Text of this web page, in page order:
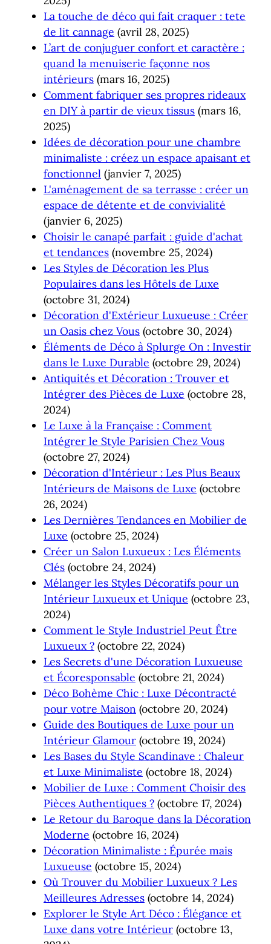
La touche de déco qui fait craquer : tete
de lit cannage (avril 28, 2025)
L’art de conjuguer confort et caractère :
quand la menuiserie façonne nos
intérieurs (mars 16, 2025)
Comment fabriquer ses propres rideaux
en DIY à partir de vieux tissus (mars 16,
2025)
Idées de décoration pour une chambre
minimaliste : créez un espace apaisant et
fonctionnel (janvier 7, 2025)
L'aménagement de sa terrasse : créer un
espace de détente et de convivialité
(janvier 6, 2025)
Choisir le canapé parfait : guide d'achat
et tendances (novembre 25, 2024)
Les Styles de Décoration les Plus
Populaires dans les Hôtels de Luxe
(octobre 31, 2024)
Décoration d'Extérieur Luxueuse : Créer
un Oasis chez Vous (octobre 30, 2024)
Éléments de Déco à Splurge On : Investir
dans le Luxe Durable (octobre 29, 2024)
Antiquités et Décoration : Trouver et
Intégrer des Pièces de Luxe (octobre 28,
2024)
Le Luxe à la Française : Comment
Intégrer le Style Parisien Chez Vous
(octobre 27, 2024)
Décoration d'Intérieur : Les Plus Beaux
Intérieurs de Maisons de Luxe (octobre
26, 2024)
Les Dernières Tendances en Mobilier de
Luxe (octobre 25, 2024)
Créer un Salon Luxueux : Les Éléments
Clés (octobre 24, 2024)
Mélanger les Styles Décoratifs pour un
Intérieur Luxueux et Unique (octobre 23,
2024)
Comment le Style Industriel Peut Être
Luxueux ? (octobre 22, 2024)
Les Secrets d'une Décoration Luxueuse
et Écoresponsable (octobre 21, 2024)
Déco Bohème Chic : Luxe Décontracté
pour votre Maison (octobre 20, 2024)
Guide des Boutiques de Luxe pour un
Intérieur Glamour (octobre 19, 2024)
Les Bases du Style Scandinave : Chaleur
et Luxe Minimaliste (octobre 18, 2024)
Mobilier de Luxe : Comment Choisir des
Pièces Authentiques ? (octobre 17, 2024)
Le Retour du Baroque dans la Décoration
Moderne (octobre 16, 2024)
Décoration Minimaliste : Épurée mais
Luxueuse (octobre 15, 2024)
Où Trouver du Mobilier Luxueux ? Les
Meilleures Adresses (octobre 14, 2024)
Explorer le Style Art Déco : Élégance et
Luxe dans votre Intérieur (octobre 13,